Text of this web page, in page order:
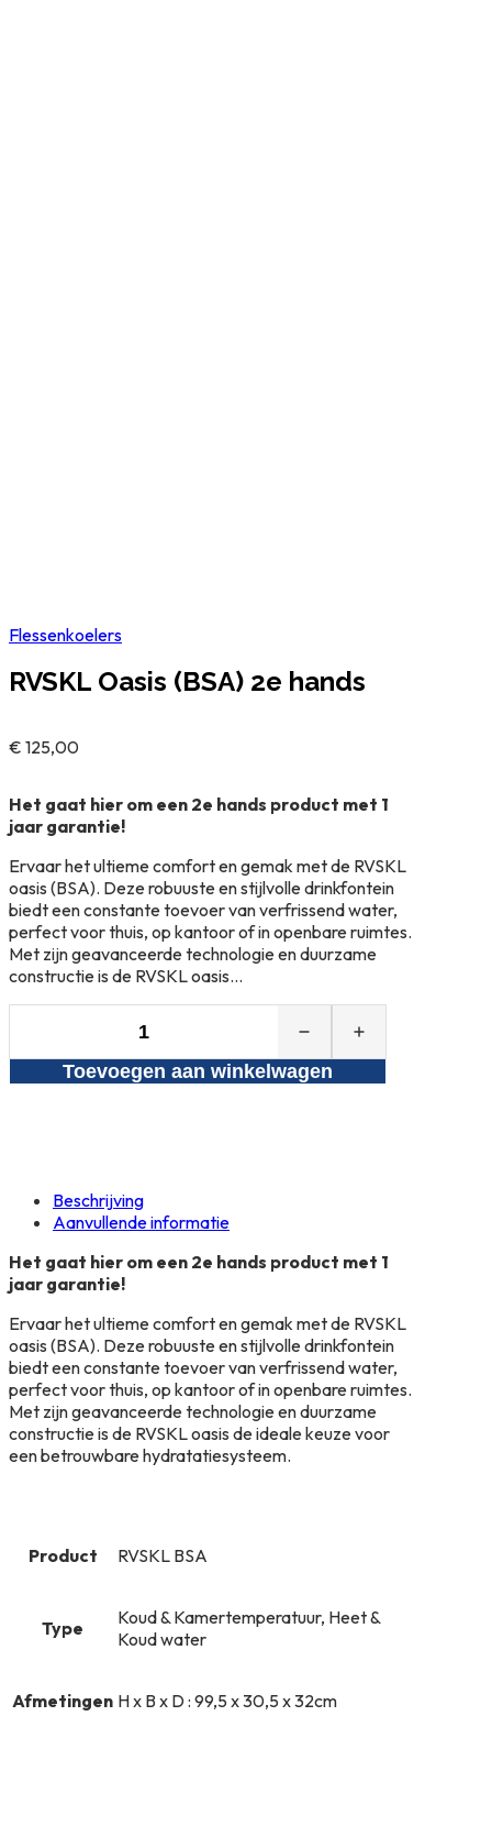
Flessenkoelers
RVSKL Oasis (BSA) 2e hands
€ 125,00
Het gaat hier om een 2e hands product met 1
jaar garantie!
Ervaar het ultieme comfort en gemak met de RVSKL
oasis (BSA). Deze robuuste en stijlvolle drinkfontein
biedt een constante toevoer van verfrissend water,
perfect voor thuis, op kantoor of in openbare ruimtes.
Met zijn geavanceerde technologie en duurzame
constructie is de RVSKL oasis…
Oasis
(BSA)
Toevoegen aan winkelwagen
Beschrijving
Aanvullende informatie
Het gaat hier om een 2e hands product met 1
jaar garantie!
Ervaar het ultieme comfort en gemak met de RVSKL
oasis (BSA). Deze robuuste en stijlvolle drinkfontein
biedt een constante toevoer van verfrissend water,
perfect voor thuis, op kantoor of in openbare ruimtes.
Met zijn geavanceerde technologie en duurzame
constructie is de RVSKL oasis de ideale keuze voor
een betrouwbare hydratatiesysteem.
Product RVSKL BSA
Type
Koud & Kamertemperatuur, Heet &
Koud water
Afmetingen H x B x D : 99,5 x 30,5 x 32cm